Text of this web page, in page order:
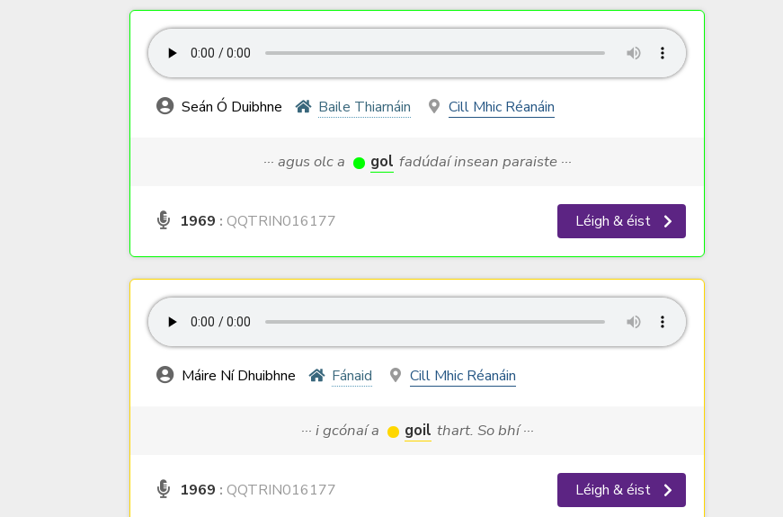
Seán Ó Duibhne Baile Thiarnáin Cill Mhic Réanáin
··· agus olc a gol fadúdaí insean paraiste ···
1969 : QQTRIN016177 Léigh & éist
Máire Ní Dhuibhne Fánaid Cill Mhic Réanáin
··· i gcónaí a goil thart. So bhí ···
1969 : QQTRIN016177 Léigh & éist